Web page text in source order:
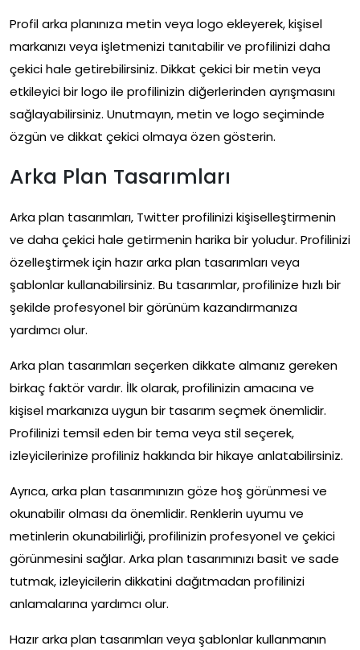
Profil arka planınıza metin veya logo ekleyerek, kişisel
markanızı veya işletmenizi tanıtabilir ve profilinizi daha
çekici hale getirebilirsiniz. Dikkat çekici bir metin veya
etkileyici bir logo ile profilinizin diğerlerinden ayrışmasını
sağlayabilirsiniz. Unutmayın, metin ve logo seçiminde
özgün ve dikkat çekici olmaya özen gösterin.
Arka Plan Tasarımları
Arka plan tasarımları, Twitter profilinizi kişiselleştirmenin
ve daha çekici hale getirmenin harika bir yoludur. Profilinizi
özelleştirmek için hazır arka plan tasarımları veya
şablonlar kullanabilirsiniz. Bu tasarımlar, profilinize hızlı bir
şekilde profesyonel bir görünüm kazandırmanıza
yardımcı olur.
Arka plan tasarımları seçerken dikkate almanız gereken
birkaç faktör vardır. İlk olarak, profilinizin amacına ve
kişisel markanıza uygun bir tasarım seçmek önemlidir.
Profilinizi temsil eden bir tema veya stil seçerek,
izleyicilerinize profiliniz hakkında bir hikaye anlatabilirsiniz.
Ayrıca, arka plan tasarımınızın göze hoş görünmesi ve
okunabilir olması da önemlidir. Renklerin uyumu ve
metinlerin okunabilirliği, profilinizin profesyonel ve çekici
görünmesini sağlar. Arka plan tasarımınızı basit ve sade
tutmak, izleyicilerin dikkatini dağıtmadan profilinizi
anlamalarına yardımcı olur.
Hazır arka plan tasarımları veya şablonlar kullanmanın